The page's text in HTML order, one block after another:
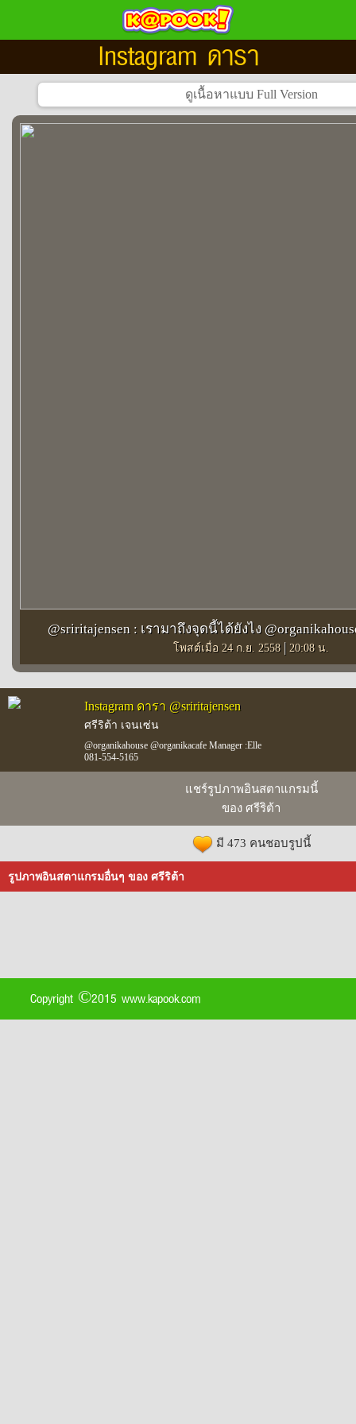
Instagram ดารา
@sriritajensen : เรามาถึงจุดนี้ได้ยังไง
โพสต์เมื่อ 24 ก.ย. 2558 | 20:08 น.
Instagram ดารา @sriritajensen
ศรีริต้า เจนเซ่น
@organikahouse @organikacafe Manager :Elle
081-554-5165
แชร์รูปภาพอินสตาแกรมนี้
ของ ศรีริต้า
มี 473 คนชอบรูปนี้
รูปภาพอินสตาแกรมอื่นๆ ของ ศรีริต้า
Copyright ©2015 www.kapook.com